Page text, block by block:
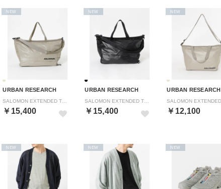
URBAN RESEARCH
￥15,400
NEW
URBAN RESEARCH
￥15,400
NEW
URBAN RESEARCH
￥12,100
NEW
NEW NEW NEW